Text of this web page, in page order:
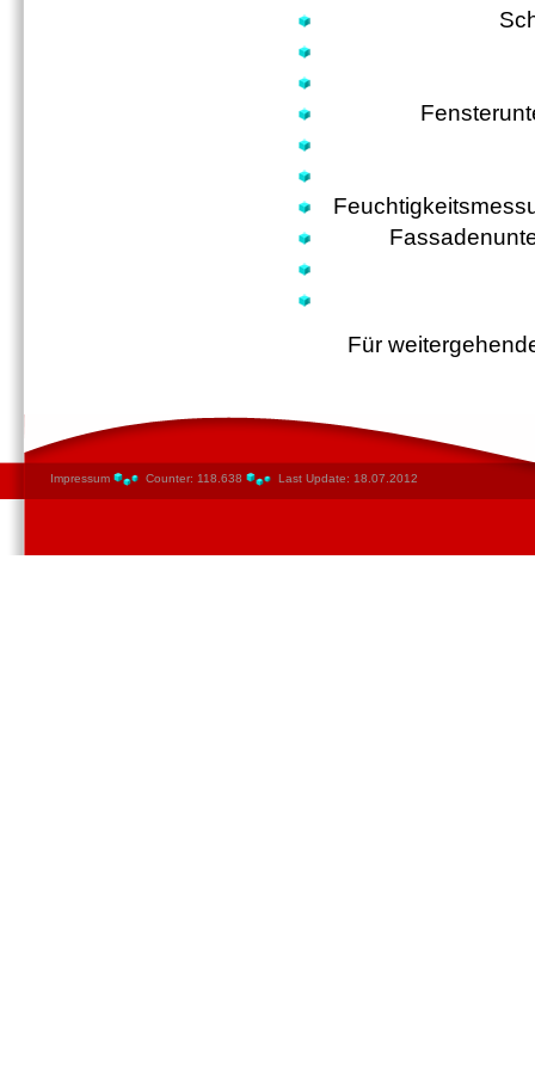
Für
Impressum Counter: 118.638 Last Update: 18.07.2012